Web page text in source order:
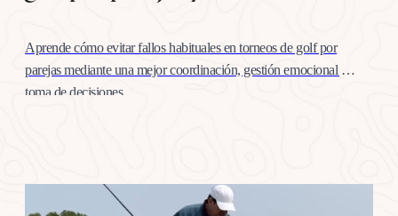
Aprende cómo evitar fallos habituales en torneos de golf por
parejas mediante una mejor coordinación, gestión emocional y
toma de decisiones